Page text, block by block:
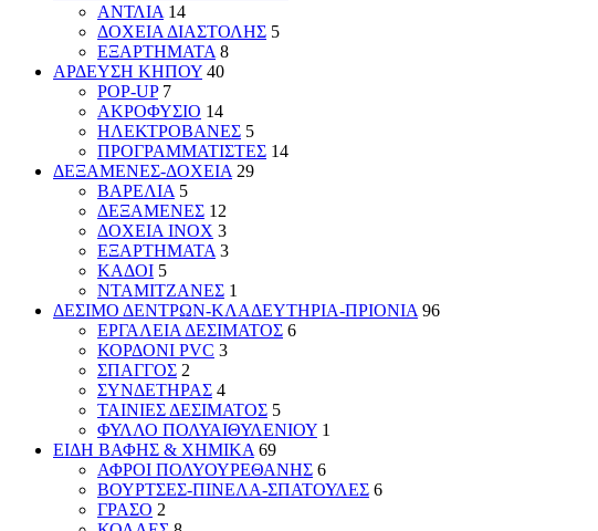
ΑΝΤΛΙΑ 14
ΔΟΧΕΙΑ ΔΙΑΣΤΟΛΗΣ 5
ΕΞΑΡΤΗΜΑΤΑ 8
ΑΡΔΕΥΣΗ ΚΗΠΟΥ 40
POP-UP 7
ΑΚΡΟΦΥΣΙΟ 14
ΗΛΕΚΤΡΟΒΑΝΕΣ 5
ΠΡΟΓΡΑΜΜΑΤΙΣΤΕΣ 14
ΔΕΞΑΜΕΝΕΣ-ΔΟΧΕΙΑ 29
ΒΑΡΕΛΙΑ 5
ΔΕΞΑΜΕΝΕΣ 12
ΔΟΧΕΙΑ INOX 3
ΕΞΑΡΤΗΜΑΤΑ 3
ΚΑΔΟΙ 5
ΝΤΑΜΙΤΖΑΝΕΣ 1
ΔΕΣΙΜΟ ΔΕΝΤΡΩΝ-ΚΛΑΔΕΥΤΗΡΙΑ-ΠΡΙΟΝΙΑ 96
ΕΡΓΑΛΕΙΑ ΔΕΣΙΜΑΤΟΣ 6
ΚΟΡΔΟΝΙ PVC 3
ΣΠΑΓΓΟΣ 2
ΣΥΝΔΕΤΗΡΑΣ 4
ΤΑΙΝΙΕΣ ΔΕΣΙΜΑΤΟΣ 5
ΦΥΛΛΟ ΠΟΛΥΑΙΘΥΛΕΝΙΟΥ 1
ΕΙΔΗ ΒΑΦΗΣ & ΧΗΜΙΚΑ 69
ΑΦΡΟΙ ΠΟΛΥΟΥΡΕΘΑΝΗΣ 6
ΒΟΥΡΤΣΕΣ-ΠΙΝΕΛΑ-ΣΠΑΤΟΥΛΕΣ 6
ΓΡΑΣΟ 2